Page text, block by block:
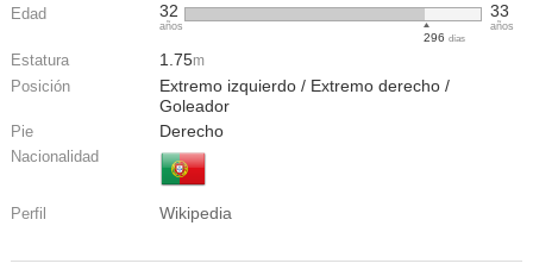
Edad 32
años
296 días
33
años
Estatura 1.75m
Posición
Extremo izquierdo / Extremo derecho /
Goleador
Pie Derecho
Nacionalidad
Perfil Wikipedia